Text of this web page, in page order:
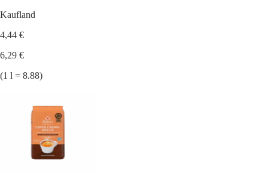
Kaufland
4,44 €
6,29 €
(1 l = 8.88)